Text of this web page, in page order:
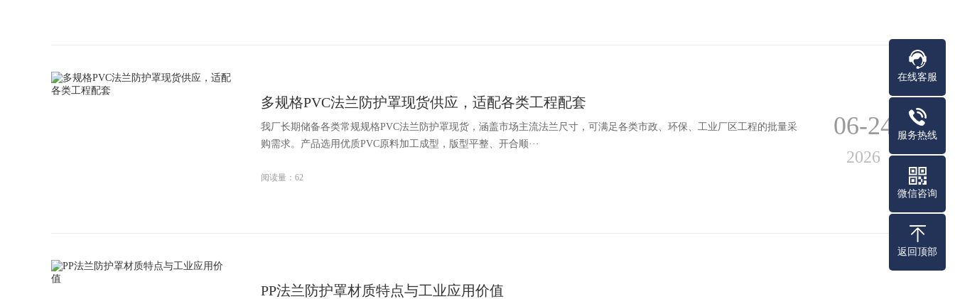
多规格PVC法兰防护罩现货供应，适配各类工程配套
我厂长期储备各类常规规格PVC法兰防护罩现货，涵盖市场主流法兰尺寸，可满足各类市政、环保、工业厂区工程的批量采
购需求。产品选用优质PVC原料加工成型，版型平整、开合顺···
阅读量：62
06-24
2026
PP法兰防护罩材质特点与工业应用价值
在线客服
服务热线
微信咨询
返回顶部